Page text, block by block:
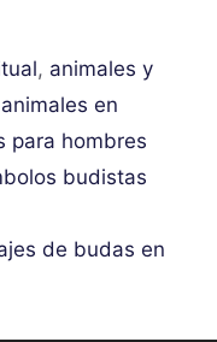
, animales y
en
para hombres
budistas
de budas en